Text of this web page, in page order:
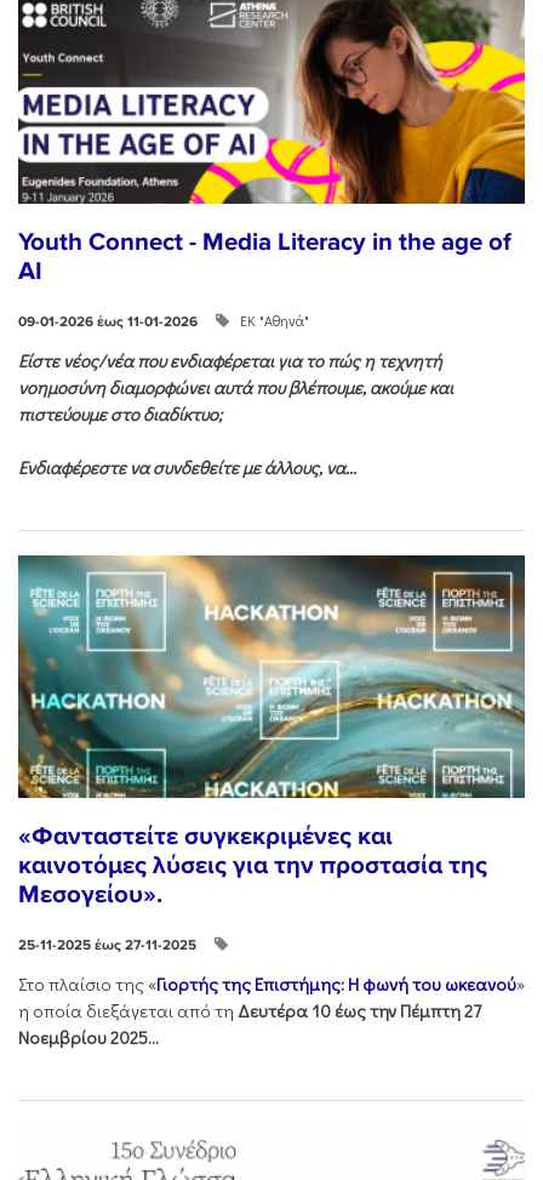
Youth Connect - Media Literacy in the age of
AI
09-01-2026 έως 11-01-2026 ΕΚ "Αθηνά"
Είστε νέος/νέα που ενδιαφέρεται για το πώς η τεχνητή
νοημοσύνη διαμορφώνει αυτά που βλέπουμε, ακούμε και
πιστεύουμε στο διαδίκτυο;
Ενδιαφέρεστε να συνδεθείτε με άλλους, να...
«Φανταστείτε συγκεκριμένες και
καινοτόμες λύσεις για την προστασία της
Μεσογείου».
25-11-2025 έως 27-11-2025
Στo πλαίσιo της «Γιορτής της Επιστήμης: Η φωνή του ωκεανού»
η οποία διεξάγεται από τη Δευτέρα 10 έως την Πέμπτη 27
Νοεμβρίου 2025...